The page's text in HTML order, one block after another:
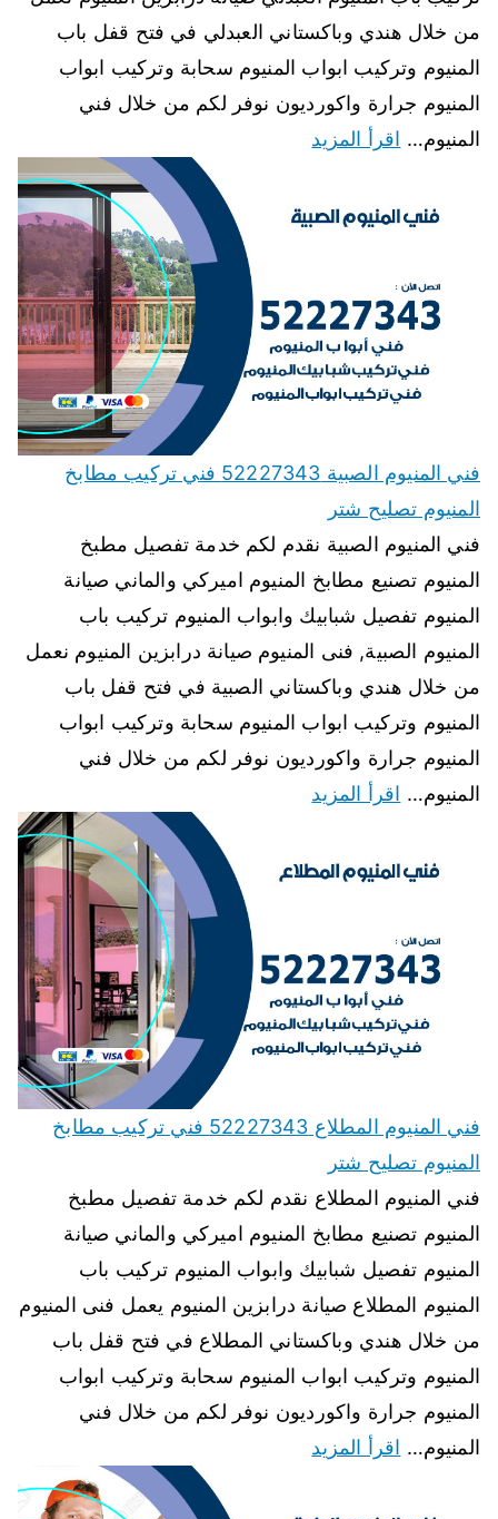
من خلال هندي وباكستاني العبدلي في فتح قفل باب
المنيوم وتركيب ابواب المنيوم سحابة وتركيب ابواب
المنيوم جرارة واكورديون نوفر لكم من خلال فني
المنيوم… اقرأ المزيد
فني المنيوم الصبية 52227343 فني تركيب مطابخ
المنيوم تصليح شتر
فني المنيوم الصبية نقدم لكم خدمة تفصيل مطبخ
المنيوم تصنيع مطابخ المنيوم اميركي والماني صيانة
المنيوم تفصيل شبابيك وابواب المنيوم تركيب باب
المنيوم الصبية, فنى المنيوم صيانة درابزين المنيوم نعمل
من خلال هندي وباكستاني الصبية في فتح قفل باب
المنيوم وتركيب ابواب المنيوم سحابة وتركيب ابواب
المنيوم جرارة واكورديون نوفر لكم من خلال فني
المنيوم… اقرأ المزيد
فني المنيوم المطلاع 52227343 فني تركيب مطابخ
المنيوم تصليح شتر
فني المنيوم المطلاع نقدم لكم خدمة تفصيل مطبخ
المنيوم تصنيع مطابخ المنيوم اميركي والماني صيانة
المنيوم تفصيل شبابيك وابواب المنيوم تركيب باب
المنيوم المطلاع صيانة درابزين المنيوم يعمل فنى المنيوم
من خلال هندي وباكستاني المطلاع في فتح قفل باب
المنيوم وتركيب ابواب المنيوم سحابة وتركيب ابواب
المنيوم جرارة واكورديون نوفر لكم من خلال فني
المنيوم… اقرأ المزيد